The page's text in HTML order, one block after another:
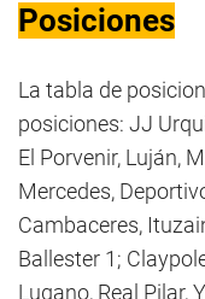
Posiciones
La tabla de
posiciones: JJ
El Porvenir, Luján,
Mercedes,
Cambaceres,
Ballester 1;
Lugano, Real Pilar,